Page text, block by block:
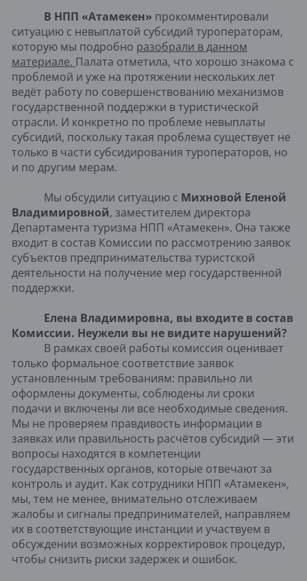
В НПП «Атамекен» прокомментировали
ситуацию с невыплатой субсидий туроператорам,
которую мы подробно разобрали в данном
материале. Палата отметила, что хорошо знакома с
проблемой и уже на протяжении нескольких лет
ведёт работу по совершенствованию механизмов
государственной поддержки в туристической
отрасли. И конкретно по проблеме невыплаты
субсидий, поскольку такая проблема существует не
только в части субсидирования туроператоров, но
и по другим мерам.
Мы обсудили ситуацию с Михновой Еленой
Владимировной, заместителем директора
Департамента туризма НПП «Атамекен». Она также
входит в состав Комиссии по рассмотрению заявок
субъектов предпринимательства туристской
деятельности на получение мер государственной
поддержки.
Елена Владимировна, вы входите в состав
Комиссии. Неужели вы не видите нарушений?
В рамках своей работы комиссия оценивает
только формальное соответствие заявок
установленным требованиям: правильно ли
оформлены документы, соблюдены ли сроки
подачи и включены ли все необходимые сведения.
Мы не проверяем правдивость информации в
заявках или правильность расчётов субсидий — эти
вопросы находятся в компетенции
государственных органов, которые отвечают за
контроль и аудит. Как сотрудники НПП «Атамекен»,
мы, тем не менее, внимательно отслеживаем
жалобы и сигналы предпринимателей, направляем
их в соответствующие инстанции и участвуем в
обсуждении возможных корректировок процедур,
чтобы снизить риски задержек и ошибок.